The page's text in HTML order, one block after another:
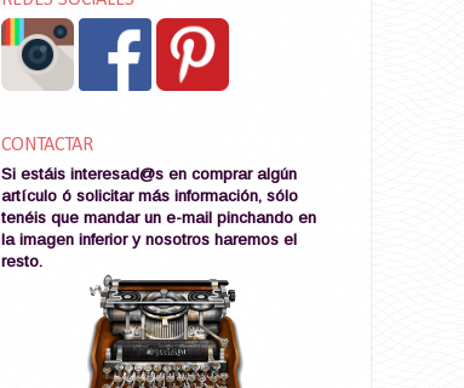
CONTACTAR
Si estáis interesad@s en comprar algún
artículo ó solicitar más información, sólo
tenéis que mandar un e-mail pinchando en
la imagen inferior y nosotros haremos el
resto.